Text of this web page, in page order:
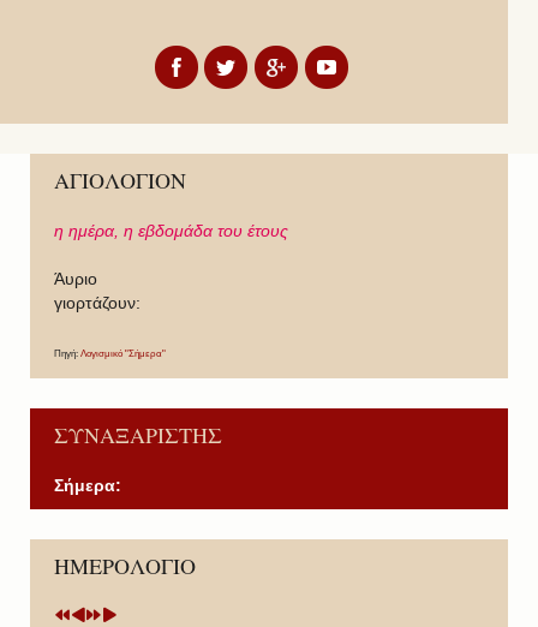
ΑΓΙΟΛΟΓΙΟΝ
η ημέρα, η εβδομάδα του έτους
Άυριο
γιορτάζουν:
Πηγή: Λογισμικό "Σήμερα"
ΣΥΝΑΞΑΡΙΣΤΗΣ
Σήμερα:
ΗΜΕΡΟΛΟΓΙΟ
P
r
v
P
r
v
N
e
t
N
e
t